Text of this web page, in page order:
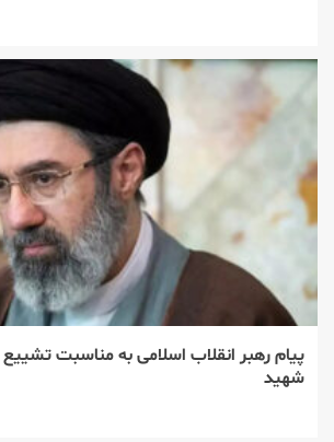
پیام رهبر انقلاب اسلامی به مناسبت تشییع
شهید